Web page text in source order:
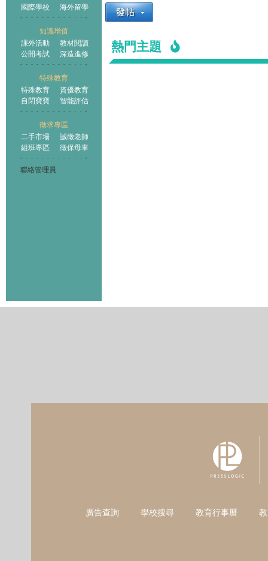
國際學校
海外留學
知識增值
課外活動
教材閱讀
公開考試
深造進修
特殊教育
特殊教育
資優教育
自閉寶寶
智能評估
徵求專區
二手市場
誠徵老師
組班專區
徵保母車
聯絡管理員
熱門主題
廣告查詢 學校搜尋 教育行事曆